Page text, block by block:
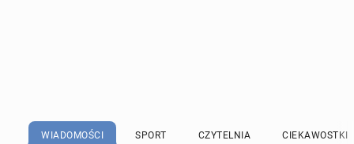
WIADOMOŚCI SPORT CZYTELNIA CIEKAWOSTKI